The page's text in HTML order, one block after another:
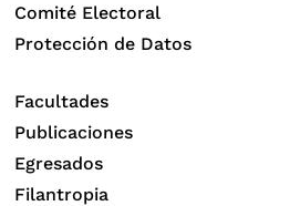
Comité Electoral
Protección de Datos
Facultades
Publicaciones
Egresados
Filantropia